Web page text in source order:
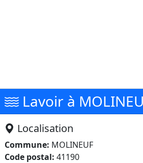
Lavoir à
Localisation
Commune: MOLINEUF
Code postal: 41190